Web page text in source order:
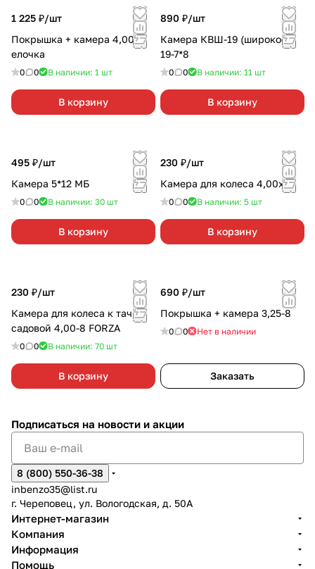
1 225 ₽/шт
Покрышка + камера 4,00-8
елочка
0 0 В наличии: 1 шт
В корзину
890 ₽/шт
Камера КВШ-19 (широкое)
19-7*8
0 0 В наличии: 11 шт
В корзину
495 ₽/шт
Камера 5*12 МБ
0 0 В наличии: 30 шт
В корзину
230 ₽/шт
Камера для колеса 4,00х10
0 0 В наличии: 5 шт
В корзину
230 ₽/шт
Камера для колеса к тачке
садовой 4,00-8 FORZA
0 0 В наличии: 70 шт
В корзину
690 ₽/шт
Покрышка + камера 3,25-8
0 0 Нет в наличии
Заказать
Подписаться на новости и акции
8 (800) 550-36-38
inbenzo35@list.ru
г. Череповец, ул. Вологодская, д. 50А
Интернет-магазин
Компания
Информация
Помощь